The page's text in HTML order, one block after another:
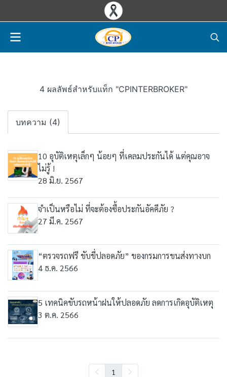
4 ผลลัพธ์สำหรับแท็ก "CPINTERBROKER"
บทความ (4)
10 อุบัติเหตุเล็กๆ น้อยๆ ที่เคลมประกันได้ แต่คุณอาจ
ไม่รู้ !
28 มิ.ย. 2567
จำเป็นหรือไม่ ที่จะต้องซื้อประกันอัคคีภัย ?
27 มี.ค. 2567
“ตรวจรถฟรี ขับขี่ปลอดภัย” ของกรมการขนส่งทางบก
4 ธ.ค. 2566
5 เทคนิคขับรถหน้าฝนให้ปลอดภัย ลดการเกิดอุบัติเหตุ
3 ต.ค. 2566
1